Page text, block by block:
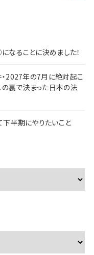
ることに決めました！
2027年の7月に絶対起こ
裏で決まった日本の法
下半期にやりたいこと